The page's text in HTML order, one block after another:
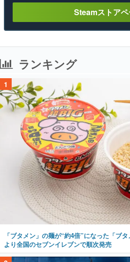
Steamストア
ランキング
1
「ブタメン」の麺が“約4倍”になった「ブ
より全国のセブンイレブンで順次発売